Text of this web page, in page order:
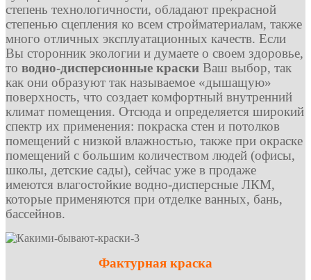
степень технологичности, обладают прекрасной
степенью сцепления ко всем стройматериалам, также
много отличных эксплуатационных качеств. Если
Вы сторонник экологии и думаете о своем здоровье,
то водно-дисперсионные краски Ваш выбор, так
как они образуют так называемое «дышащую»
поверхность, что создает комфортный внутренний
климат помещения. Отсюда и определяется широкий
спектр их применения: покраска стен и потолков
помещений с низкой влажностью, также при окраске
помещений с большим количеством людей (офисы,
школы, детские сады), сейчас уже в продаже
имеются влагостойкие водно-дисперсные ЛКМ,
которые применяются при отделке ванных, бань,
бассейнов.
Фактурная краска